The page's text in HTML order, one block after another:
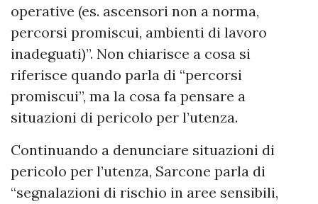
operative (es. ascensori non a norma,
percorsi promiscui, ambienti di lavoro
inadeguati)”. Non chiarisce a cosa si
riferisce quando parla di “percorsi
promiscui”, ma la cosa fa pensare a
situazioni di pericolo per l’utenza.
Continuando a denunciare situazioni di
pericolo per l’utenza, Sarcone parla di
“segnalazioni di rischio in aree sensibili,